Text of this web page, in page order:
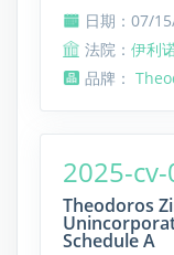
日期：07/
法院： 伊利
品牌：
2025-
Theodoros
Schedule A